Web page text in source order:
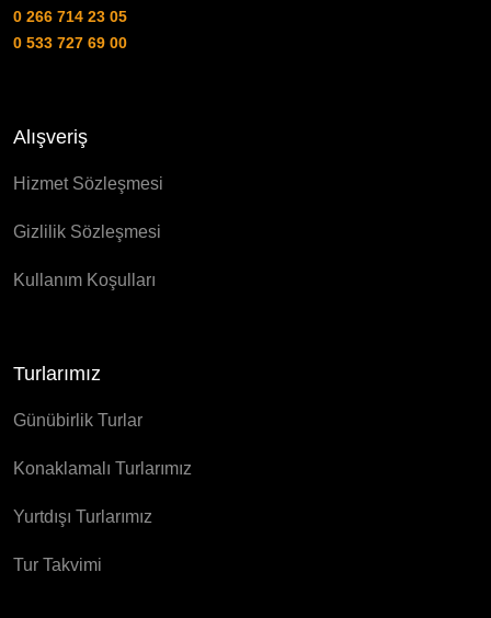
0 266 714 23 05
0 533 727 69 00
Alışveriş
Hizmet Sözleşmesi
Gizlilik Sözleşmesi
Kullanım Koşulları
Turlarımız
Günübirlik Turlar
Konaklamalı Turlarımız
Yurtdışı Turlarımız
Tur Takvimi